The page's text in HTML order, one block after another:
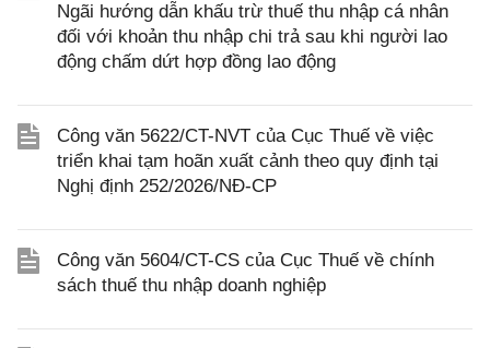
Ngãi hướng dẫn khấu trừ thuế thu nhập cá nhân
đối với khoản thu nhập chi trả sau khi người lao
động chấm dứt hợp đồng lao động
Công văn 5622/CT-NVT của Cục Thuế về việc
triển khai tạm hoãn xuất cảnh theo quy định tại
Nghị định 252/2026/NĐ-CP
Công văn 5604/CT-CS của Cục Thuế về chính
sách thuế thu nhập doanh nghiệp